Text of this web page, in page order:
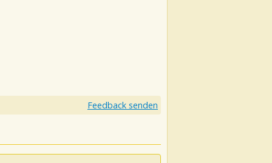
Feedback senden